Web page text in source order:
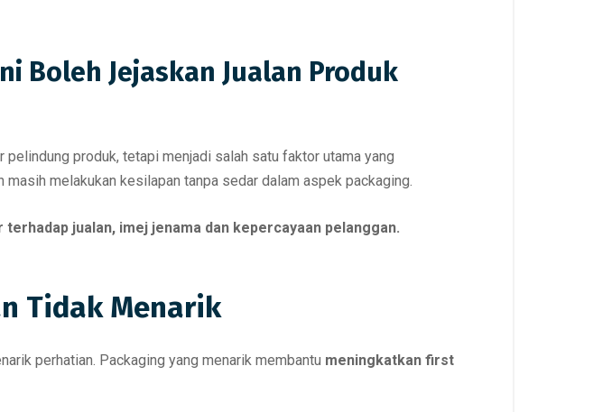
Boleh Jejaskan Jualan Produk
produk, tetapi menjadi salah satu faktor utama yang
melakukan kesilapan tanpa sedar dalam aspek packaging.
jualan, imej jenama dan kepercayaan pelanggan.
Tidak Menarik
perhatian. Packaging yang menarik membantu meningkatkan first